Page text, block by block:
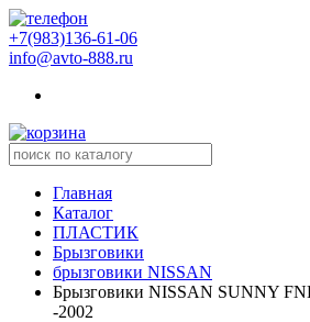
+7(983)136-61-06
info@avto-888.ru
Главная
Каталог
ПЛАСТИК
Брызговики
брызговики NISSAN
Брызговики NISSAN SUNNY
-2002